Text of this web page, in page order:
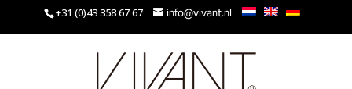
+31 (0)43 358 67 67 info@vivant.nl